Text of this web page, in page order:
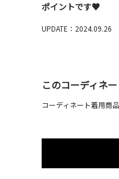
ポイントです♥
UPDATE：2024.09.26
このコーディネ
コーディネート着用商